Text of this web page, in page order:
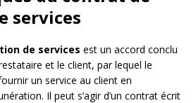
services
de services est un accord conclu
et le client, par lequel le
un service au client en
Il peut s’agir d’un contrat écrit